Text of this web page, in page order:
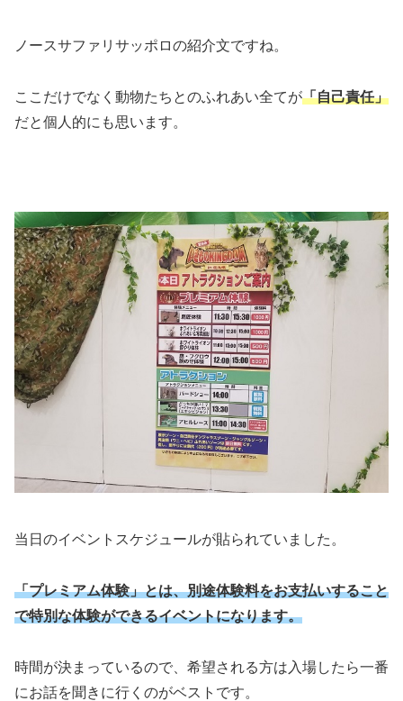
ノースサファリサッポロの紹介文ですね。
ここだけでなく動物たちとのふれあい全てが「自己責任」
だと個人的にも思います。
当日のイベントスケジュールが貼られていました。
「プレミアム体験」とは、別途体験料をお支払いすること
で特別な体験ができるイベントになります。
時間が決まっているので、希望される方は入場したら一番
にお話を聞きに行くのがベストです。